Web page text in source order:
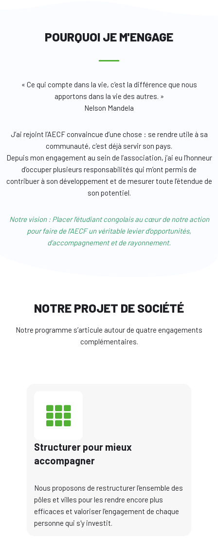
POURQUOI JE M'ENGAGE
« Ce qui compte dans la vie, c’est la différence que nous
apportons dans la vie des autres. »
Nelson Mandela
J’ai rejoint l’AECF convaincue d’une chose : se rendre utile à sa
communauté, c’est déjà servir son pays.
Depuis mon engagement au sein de l’association, j’ai eu l’honneur
d’occuper plusieurs responsabilités qui m’ont permis de
contribuer à son développement et de mesurer toute l’étendue de
son potentiel.
Notre vision : Placer l’étudiant congolais au cœur de notre action
pour faire de l’AECF un véritable levier d’opportunités,
d’accompagnement et de rayonnement.
NOTRE PROJET DE SOCIÉTÉ
Notre programme s’articule autour de quatre engagements
complémentaires.
Structurer pour mieux
accompagner
Nous proposons de restructurer l'ensemble des
pôles et villes pour les rendre encore plus
efficaces et valoriser l'engagement de chaque
personne qui s'y investit.